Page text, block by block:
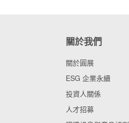
關於我們
關於圓展
ESG 企業永續
投資人關係
人才招募